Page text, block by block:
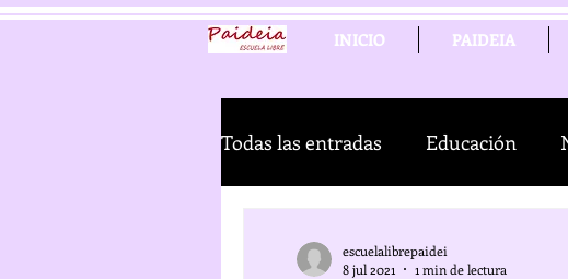
INICIO PAIDEIA
Todas las entradas Educación
escuelalibrepaidei
8 jul 2021
1 min de lectura